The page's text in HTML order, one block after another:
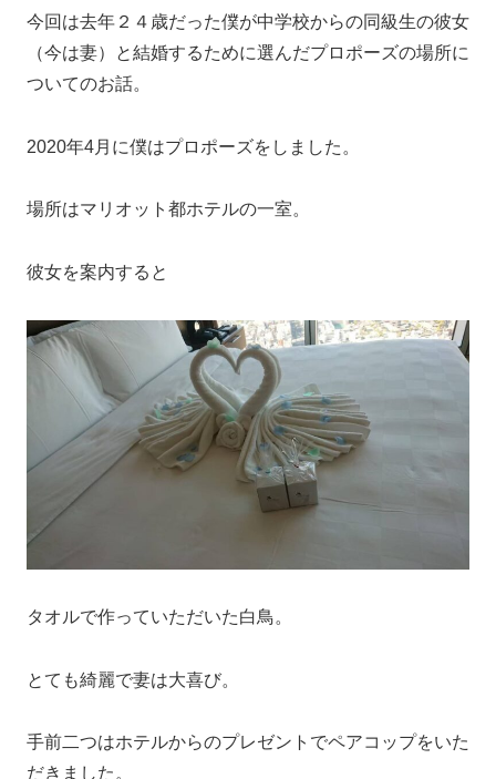
今回は去年２４歳だった僕が中学校からの同級生の彼女
（今は妻）と結婚するために選んだプロポーズの場所に
ついてのお話。
2020年4月に僕はプロポーズをしました。
場所はマリオット都ホテルの一室。
彼女を案内すると
タオルで作っていただいた白鳥。
とても綺麗で妻は大喜び。
手前二つはホテルからのプレゼントでペアコップをいた
だきました。